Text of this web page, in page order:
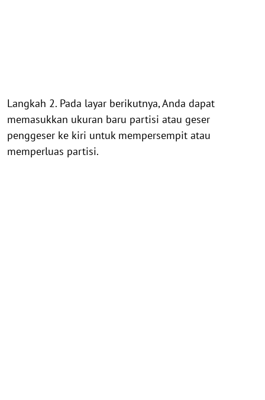
Langkah 2. Pada layar berikutnya, Anda dapat
memasukkan ukuran baru partisi atau geser
penggeser ke kiri untuk mempersempit atau
memperluas partisi.